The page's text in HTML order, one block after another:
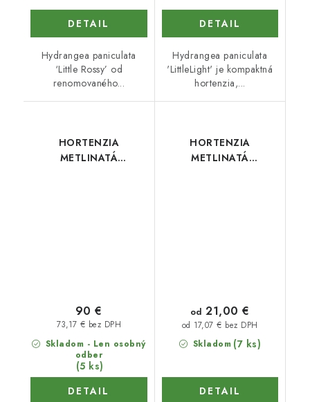
DETAIL
Hydrangea paniculata
‘Little Rossy’ od
renomovaného...
DETAIL
Hydrangea paniculata
'LittleLight' je kompaktná
hortenzia,...
HORTENZIA
METLINATÁ
Skladom - Len osobný
odber
(5 ks)
73,17 € bez DPH
90 €
DETAIL
HORTENZIA
METLINATÁ
Skladom (7 ks)
od 17,07 € bez DPH
od 21,00 €
DETAIL